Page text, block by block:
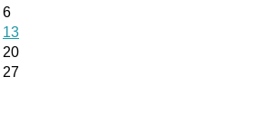
6
13
20
27